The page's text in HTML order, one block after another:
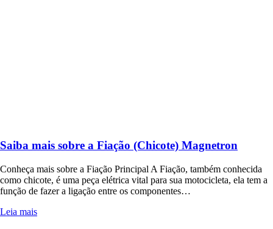
Saiba mais sobre a Fiação (Chicote) Magnetron
Conheça mais sobre a Fiação Principal A Fiação, também conhecida
como chicote, é uma peça elétrica vital para sua motocicleta, ela tem a
função de fazer a ligação entre os componentes…
Leia mais